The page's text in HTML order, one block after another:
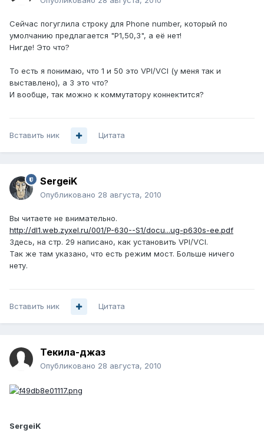
Сейчас погуглила строку для Phone number, который по
умолчанию предлагается "P1,50,3", а её нет!
Нигде! Это что?
То есть я понимаю, что 1 и 50 это VPI/VCI (у меня так и
выставлено), а 3 это что?
И вообще, так можно к коммутатору коннектится?
Вставить ник Цитата
SergeiK
Опубликовано 28 августа, 2010
Вы читаете не внимательно.
http://dl1.web.zyxel.ru/001/P-630--S1/docu...ug-p630s-ee.pdf
Здесь, на стр. 29 написано, как установить VPI/VCI.
Так же там указано, что есть режим мост. Больше ничего
нету.
Вставить ник Цитата
Текила-джаз
Опубликовано 28 августа, 2010
SergeiK